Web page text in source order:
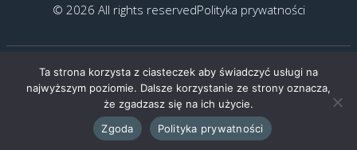
© 2026 All rights reservedPolityka prywatności
Created by: G.Kocyłowski
Ta strona korzysta z ciasteczek aby świadczyć usługi na
najwyższym poziomie. Dalsze korzystanie ze strony oznacza,
że zgadzasz się na ich użycie.
Zgoda
Polityka prywatności